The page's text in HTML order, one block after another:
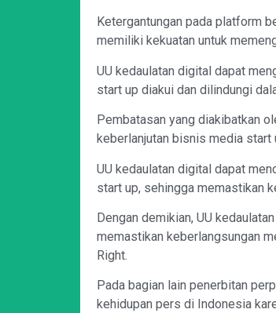
Ketergantungan pada platform
memiliki kekuatan untuk
UU kedaulatan digital dapat
start up diakui dan dilindungi
Pembatasan yang diakibatkan
keberlanjutan bisnis media start
UU kedaulatan digital dapat
start up, sehingga memastikan
Dengan demikian, UU
memastikan keberlangsungan
Right.
Pada bagian lain penerbitan
kehidupan pers di Indonesia